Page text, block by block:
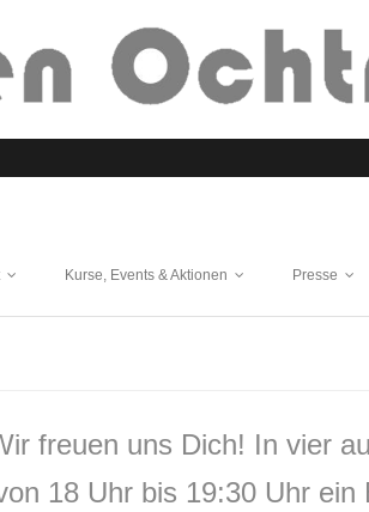
Kurse, Events & Aktionen Presse
freuen uns Dich! In vier
18 Uhr bis 19:30 Uhr ein